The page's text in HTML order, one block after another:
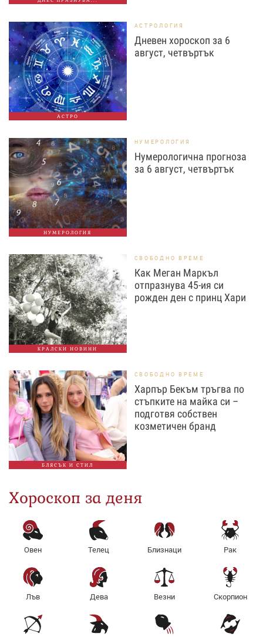
АСТРО
АСТРОЛОГИЯ
Дневен хороскоп за 6
август, четвъртък
НУМЕРОЛОГИЯ
НУМЕРОЛОГИЯ
Нумерологична прогноза
за 6 август, четвъртък
КРАЛСКИ НОВИНИ
СВОБОДНО ВРЕМЕ
Как Меган Маркъл
отпразнува 45-ия си
рожден ден с принц Хари
БЛЯСЪК И СТИЛ
СВОБОДНО ВРЕМЕ
Харпър Бекъм тръгва по
стъпките на майка си –
подготвя собствен
козметичен бранд
Хороскоп за деня
Овен Телец Близнаци Рак
Лъв Дева Везни Скорпион